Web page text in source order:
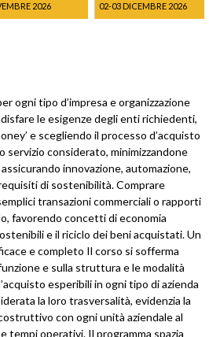
2026
02-03 DICEMBRE 2026
ogni tipo d’impresa e organizzazione
le esigenze degli enti richiedenti,
e scegliendo il processo d’acquisto
servizio considerato, minimizzandone
innovazione, automazione,
di sostenibilità. Comprare
transazioni commerciali o rapporti
favorendo concetti di economia
e il riciclo dei beni acquistati. Un
e completo Il corso si sofferma
e sulla struttura e le modalità
esperibili in ogni tipo di azienda
la loro trasversalità, evidenzia la
con ogni unità aziendale al
tempi operativi. Il programma spazia